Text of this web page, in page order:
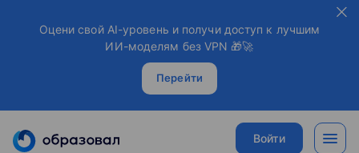
Оцени свой AI-уровень и получи доступ к лучшим
ИИ-моделям без VPN 🎁🚀
Перейти
Войти